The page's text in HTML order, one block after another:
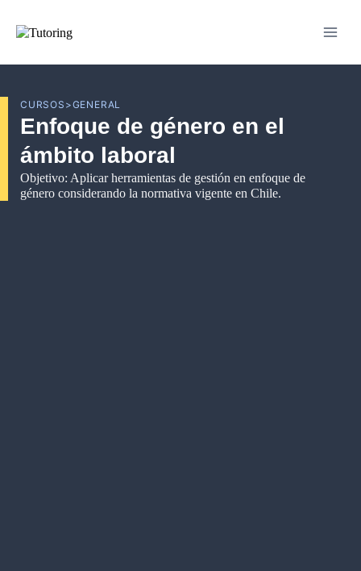
CURSOS >GENERAL
Enfoque de género en el
ámbito laboral​
Objetivo: Aplicar herramientas de gestión en enfoque de
género considerando la normativa vigente en Chile.​